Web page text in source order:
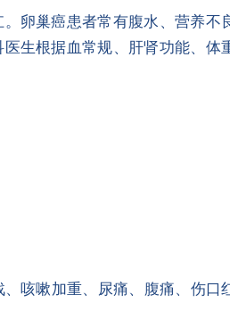
卵巢癌患者常有腹水、营养不
生根据血常规、肝肾功能、体
咳嗽加重、尿痛、腹痛、伤口